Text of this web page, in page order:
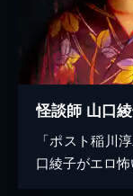
怪談師 山口
「ポスト稲川
口綾子がエロ